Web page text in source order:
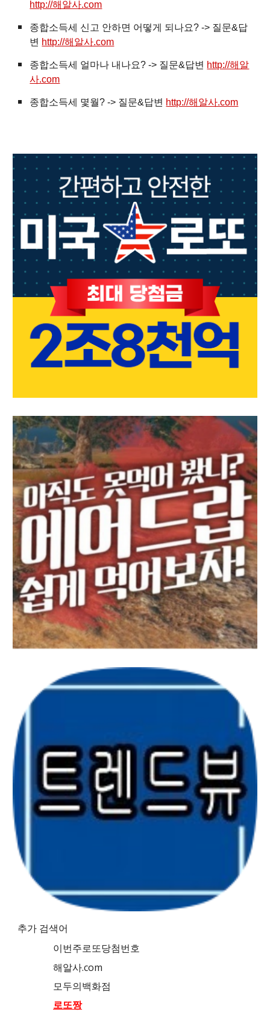
http://해알사.com
종합소득세 신고 안하면 어떻게 되나요? -> 질문&답
변 http://해알사.com
종합소득세 얼마나 내나요? -> 질문&답변 http://해알
사.com
종합소득세 몇월? -> 질문&답변 http://해알사.com
추가 검색어
이번주로또당첨번호
해알사.com
모두의백화점
로또짱